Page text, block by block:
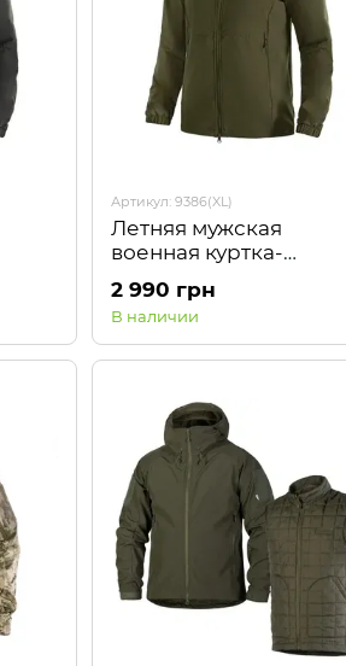
2.0
Артикул: 9386(XL)
Летняя мужская
военная куртка-
ветровка WindBlock
Олива Camotec
2 990 грн
В наличии